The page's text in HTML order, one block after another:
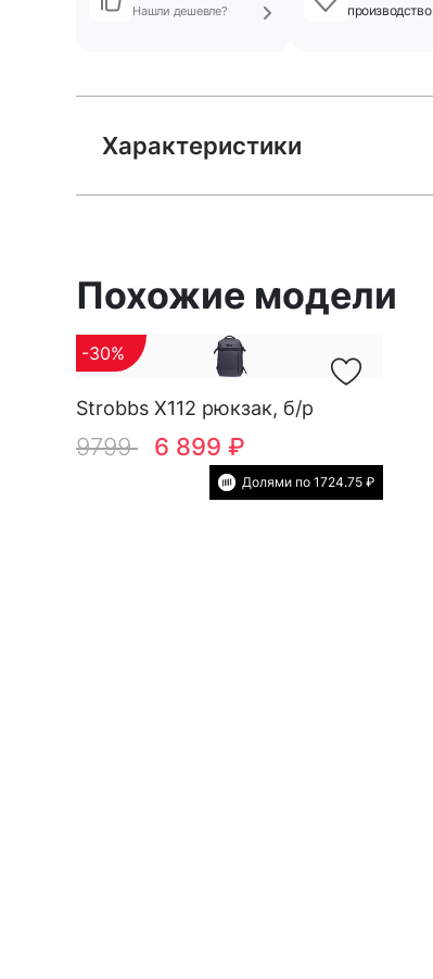
Нашли дешевле?
производство
Характеристики
Похожие модели
Strobbs X112 рюкзак, б/р
-30%
9799 6 899 ₽
Долями по 1724.75 ₽